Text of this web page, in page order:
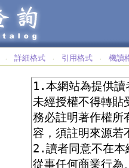
‧ 詳細格式 ‧ 引用格式 ‧ 機讀